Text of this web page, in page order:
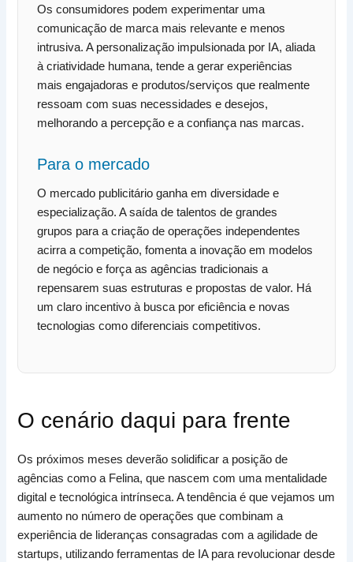
Os consumidores podem experimentar uma
comunicação de marca mais relevante e menos
intrusiva. A personalização impulsionada por IA, aliada
à criatividade humana, tende a gerar experiências
mais engajadoras e produtos/serviços que realmente
ressoam com suas necessidades e desejos,
melhorando a percepção e a confiança nas marcas.
Para o mercado
O mercado publicitário ganha em diversidade e
especialização. A saída de talentos de grandes
grupos para a criação de operações independentes
acirra a competição, fomenta a inovação em modelos
de negócio e força as agências tradicionais a
repensarem suas estruturas e propostas de valor. Há
um claro incentivo à busca por eficiência e novas
tecnologias como diferenciais competitivos.
O cenário daqui para frente
Os próximos meses deverão solidificar a posição de
agências como a Felina, que nascem com uma mentalidade
digital e tecnológica intrínseca. A tendência é que vejamos um
aumento no número de operações que combinam a
experiência de lideranças consagradas com a agilidade de
startups, utilizando ferramentas de IA para revolucionar desde